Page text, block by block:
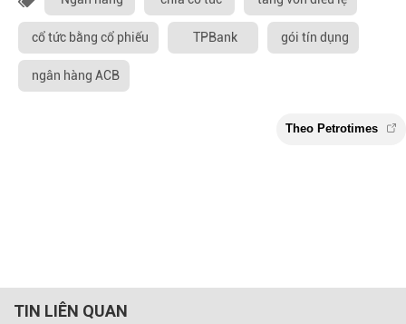
cổ tức bằng cổ phiếu TPBank gói tín dụng
ngân hàng ACB
TIN LIÊN QUAN